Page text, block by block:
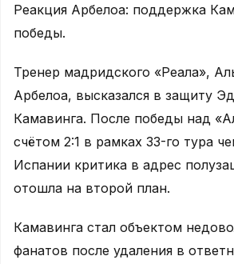
Реакция Арбелоа: поддержка
победы.
Тренер мадридского «Реала»,
Арбелоа, высказался в защиту
Камавинга. После победы над
счётом 2:1 в рамках 33-го тура
Испании критика в адрес
отошла на второй план.
Камавинга стал объектом
фанатов после удаления в